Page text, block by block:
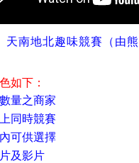
天南地北趣味競賽（由
如下：
量之商家
同時競賽
可供選擇
及影片